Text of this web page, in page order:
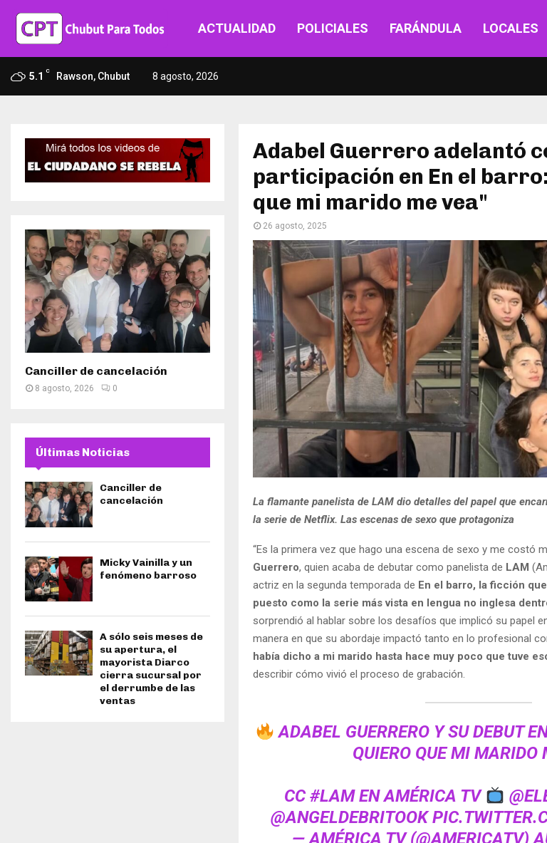
ACTUALIDAD POLICIALES FARÁNDULA LOCALES
5.1 C Rawson, Chubut 8 agosto, 2026
Adabel Guerrero adelantó
participación en En el
que mi marido me vea"
26 agosto, 2025
La flamante panelista de LAM dio detalles del papel que
la serie de Netflix. Las escenas de sexo que protagoniza
“Es la primera vez que hago una escena de sexo y me costó
Guerrero, quien acaba de debutar como panelista de LAM
actriz en la segunda temporada de En el barro, la ficción
puesto como la serie más vista en lengua no inglesa
sorprendió al hablar sobre los desafíos que implicó su papel
manera en que su abordaje impactó tanto en lo profesional
había dicho a mi marido hasta hace muy poco que tuve
describir cómo vivió el proceso de grabación.
ADABEL GUERRERO Y SU DEBUT
QUIERO QUE MI MARIDO
CC#LAMEN AMÉRICA TV
@ANGELDEBRITOOK
— AMÉRICA TV (@AMERICATV)
Canciller de cancelación
8 agosto, 2026 0
Últimas Noticias
Canciller de
cancelación
Micky Vainilla y un
fenómeno barroso
A sólo seis meses de
su apertura, el
mayorista Diarco
cierra sucursal por
el derrumbe de las
ventas